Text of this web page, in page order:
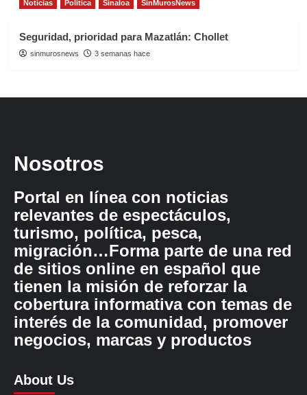
Noticias Politica Sinaloa SinMurosNews
Seguridad, prioridad para Mazatlán: Chollet
sinmurosnews 3 semanas hace
Nosotros
Portal en línea con noticias
relevantes de espectáculos,
turismo, política, pesca,
migración…Forma parte de una red
de sitios online en español que
tienen la misión de reforzar la
cobertura informativa con temas de
interés de la comunidad, promover
negocios, marcas y productos
About Us